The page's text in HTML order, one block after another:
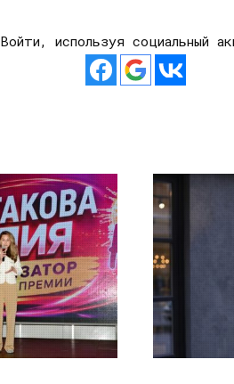
Войти, используя социальный